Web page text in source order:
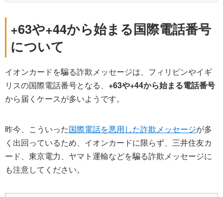
+63や+44から始まる国際電話番号
について
イオンカードを騙る詐欺メッセージは、フィリピンやイギ
リスの国際電話番号となる、 +63や+44から始まる電話番号
から届くケースが多いようです。
昨今、こういった国際電話を悪用した詐欺メッセージが多
く出回っているため、イオンカードに限らず、三井住友カ
ード、東京電力、ヤマト運輸などを騙る詐欺メッセージに
も注意してください。